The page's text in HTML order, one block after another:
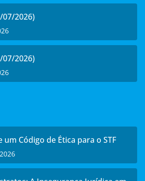
07/2026)
07/2026)
um Código de Ética para o STF